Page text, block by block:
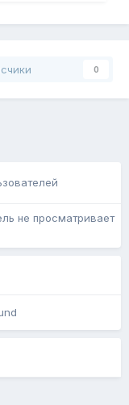
0
не просматривает